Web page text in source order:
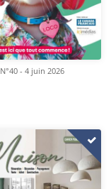
N°40 - 4 juin 2026